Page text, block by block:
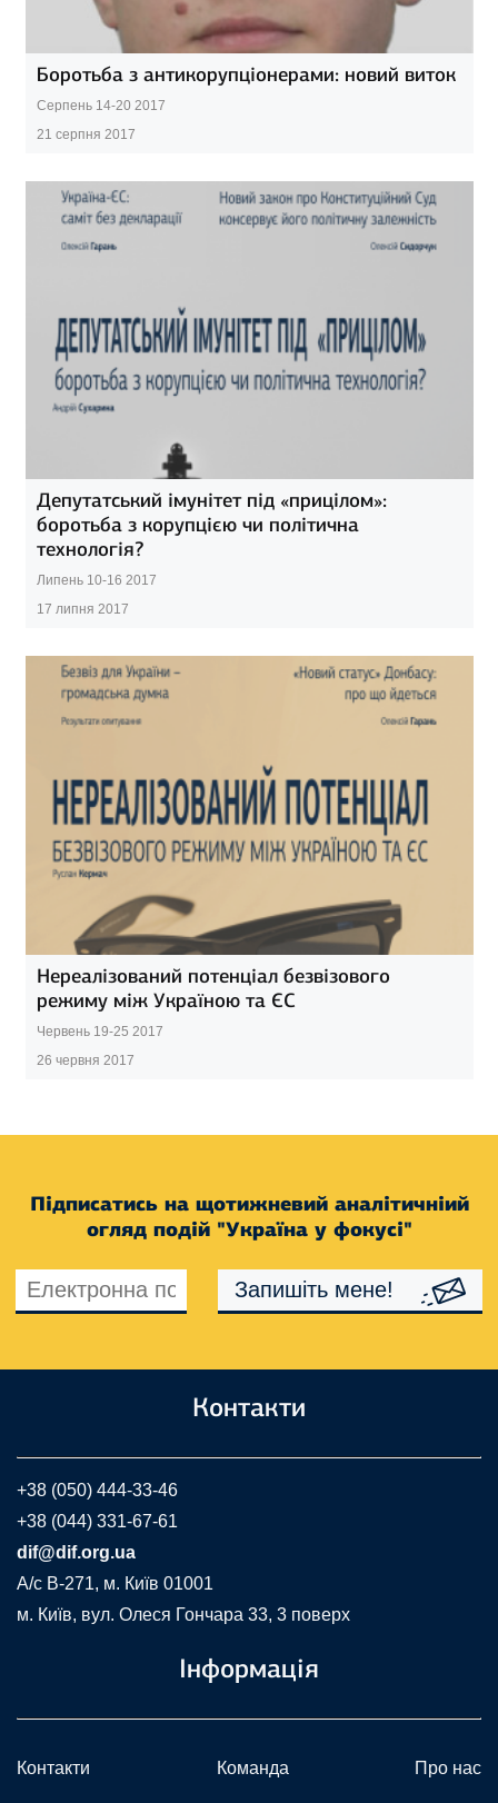
Боротьба з антикорупціонерами: новий виток
Серпень 14-20 2017
21 серпня 2017
Депутатський імунітет під «прицілом»:
боротьба з корупцією чи політична
технологія?
Липень 10-16 2017
17 липня 2017
Нереалізований потенціал безвізового
режиму між Україною та ЄС
Червень 19-25 2017
26 червня 2017
Підписатись на щотижневий аналітичніий
огляд подій "Україна у фокусі"
Запишіть мене!
Контакти
+38 (050) 444-33-46
+38 (044) 331-67-61
dif@dif.org.ua
A/c В-271, м. Київ 01001
м. Київ, вул. Олеся Гончара 33, 3 поверх
Інформація
Контакти Команда Про нас